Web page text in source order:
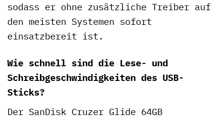
sodass er ohne zusätzliche Treiber auf
den meisten Systemen sofort
einsatzbereit ist.
Wie schnell sind die Lese- und
Schreibgeschwindigkeiten des USB-
Sticks?
Der SanDisk Cruzer Glide 64GB